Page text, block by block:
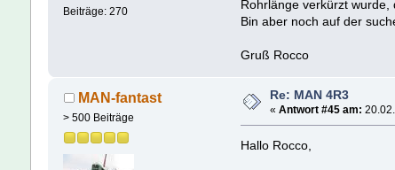
Beiträge: 270
Rohrlänge verkürzt
Bin aber noch auf der
Gruß Rocco
MAN-fantast
> 500 Beiträge
Re: MAN 4R3
« Antwort #45 am:
Hallo Rocco,